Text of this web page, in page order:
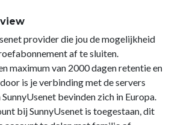
provider die jou de mogelijkheid
af te sluiten.
maximum van 2000 dagen retentie en
is je verbinding met de servers
bevinden zich in Europa.
bij SunnyUsenet is toegestaan, dit